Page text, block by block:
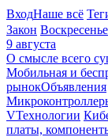
ВходНаше всё
Закон Воскресенье
9 августа
О смысле всего
Мобильная и
рынокОбъявления
VТехнологии
платы,